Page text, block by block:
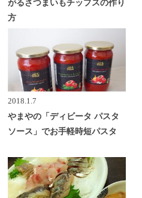
がるさつまいもチップスの作り
方
2018.1.7
やまやの「ディビータ パスタ
ソース」でお手軽時短パスタ